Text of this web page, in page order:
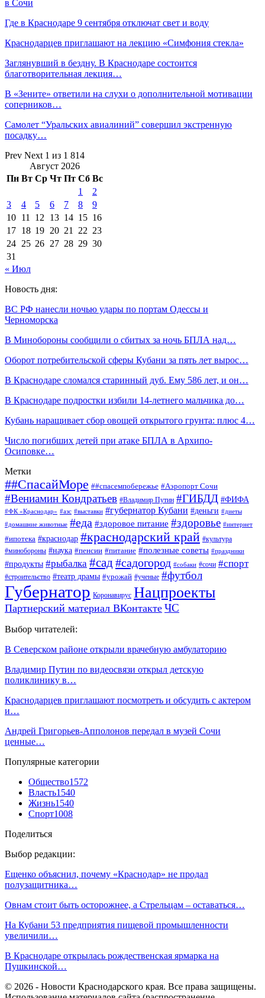
в Сочи
Где в Краснодаре 9 сентября отключат свет и воду
Краснодарцев приглашают на лекцию «Симфония стекла»
Заглянувший в бездну. В Краснодаре состоится
благотворительная лекция…
В «Зените» ответили на слухи о дополнительной мотивации
соперников…
Самолет “Уральских авиалиний” совершил экстренную
посадку…
Prev Next 1 из 1 814
Август 2026
Пн Вт Ср Чт Пт Сб Вс
1
2
3
4 5 6 7 8
9
10 11 12 13 14 15 16
17 18 19 20 21 22 23
24 25 26 27 28 29 30
31
« Июл
Новость дня:
ВС РФ нанесли ночью удары по портам Одессы и
Черноморска
В Минобороны сообщили о сбитых за ночь БПЛА над…
Оборот потребительской сферы Кубани за пять лет вырос…
В Краснодаре сломался старинный дуб. Ему 586 лет, и он…
В Краснодаре подростки избили 14-летнего мальчика до…
Кубань наращивает сбор овощей открытого грунта: плюс 4…
Число погибших детей при атаке БПЛА в Архипо-
Осиповке…
Метки
##СпасайМоре ##спасемпобережье #Аэропорт Сочи
#Вениамин Кондратьев #Владимир Путин #ГИБДД #ФИФА
#ФК «Краснодар» #азс #выставки #губернатор Кубани #деньги #диеты
#домашние животные #еда #здоровое питание #здоровье #интернет
#ипотека #краснодар #краснодарский край #культура
#минобороны #наука #пенсии #питание #полезные советы #праздники
#продукты #рыбалка #сад #садогород #собаки #сочи #спорт
#строительство #театр драмы #урожай #ученые #футбол
Губернатор Коронавирус Нацпроекты
Партнерский материал ВКонтакте ЧС
Выбор читателей:
В Северском районе открыли врачебную амбулаторию
Владимир Путин по видеосвязи открыл детскую
поликлинику в…
Краснодарцев приглашают посмотреть и обсудить с актером
и…
Андрей Григорьев-Апполонов передал в музей Сочи
ценные…
Популярные категории
Общество1572
Власть1540
Жизнь1540
Спорт1008
Поделиться
Выбор редакции:
Ещенко объяснил, почему «Краснодар» не продал
полузащитника…
Овнам стоит быть осторожнее, а Стрельцам – оставаться…
На Кубани 53 предприятия пищевой промышленности
увеличили…
В Краснодаре открылась рождественская ярмарка на
Пушкинской…
© 2026 - Новости Краснодарского края. Все права защищены.